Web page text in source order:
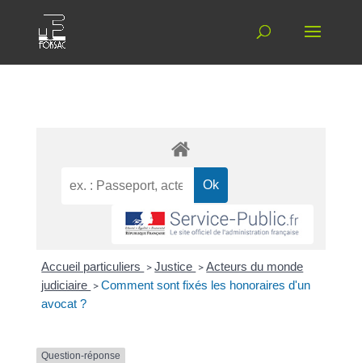
Accueil particuliers >Justice >Acteurs du monde
judiciaire >Comment sont fixés les honoraires d'un
avocat ?
Question-réponse